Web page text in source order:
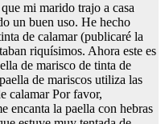
mi marido trajo a casa
un buen uso. He hecho
de calamar (publicaré la
riquísimos. Ahora este es
de marisco de tinta de
de mariscos utiliza las
calamar Por favor,
encanta la paella con hebras